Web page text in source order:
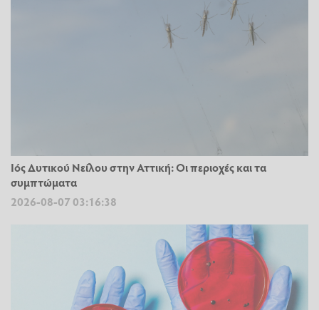
Ιός Δυτικού Νείλου στην Αττική: Οι περιοχές και τα
συμπτώματα
2026-08-07 03:16:38